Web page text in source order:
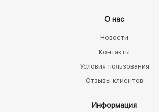
О нас
Новости
Контакты
Условия пользования
Отзывы клиентов
Информация